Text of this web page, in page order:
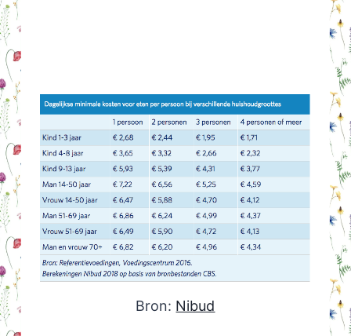
Bron: Nibud